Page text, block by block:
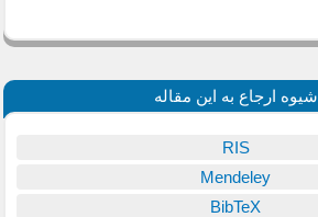
شیوه ارجاع به این مقاله
RIS
Mendeley
BibTeX